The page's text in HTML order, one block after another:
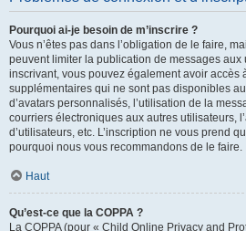
Pourquoi ai-je besoin de m’inscrire ?
Vous n’êtes pas dans l’obligation de le faire,
peuvent limiter la publication de messages aux
inscrivant, vous pouvez également avoir accès
supplémentaires qui ne sont pas disponibles
d’avatars personnalisés, l’utilisation de la
courriers électroniques aux autres utilisateurs,
d’utilisateurs, etc. L’inscription ne vous prend
pourquoi nous vous recommandons de le faire.
Haut
Qu’est-ce que la COPPA ?
La COPPA (pour « Child Online Privacy and